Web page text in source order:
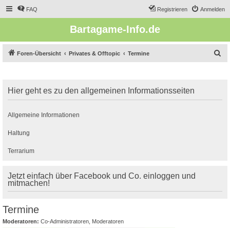
FAQ Anmelden
Registrieren
Bartagame-Info.de
Foren-Übersicht Privates & Offtopic Termine
e
Hier geht es zu den allgemeinen Informationsseiten
Allgemeine Informationen
Haltung
Terrarium
Jetzt einfach über Facebook und Co. einloggen und
mitmachen!
Termine
Moderatoren: Co-Administratoren Moderatoren